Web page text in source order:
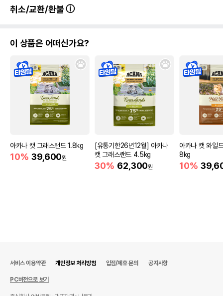
취소/교환/환불
이 상품은 어떠신가요?
아카나 캣 그래스랜드 1.8kg
10% 39,600원
[유통기한26년12월] 아카나
캣 그래스랜드 4.5kg
30% 62,300원
아카나 캣 와일
8kg
10%
서비스 이용약관 개인정보 처리방침 입점/제휴 문의 공지사항
PC버전으로 보기